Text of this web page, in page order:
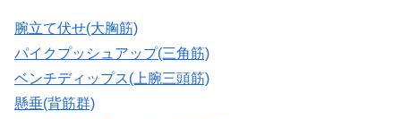
腕立て伏せ(大胸筋)
パイクプッシュアップ(三角筋)
ベンチディップス(上腕三頭筋)
懸垂(背筋群)